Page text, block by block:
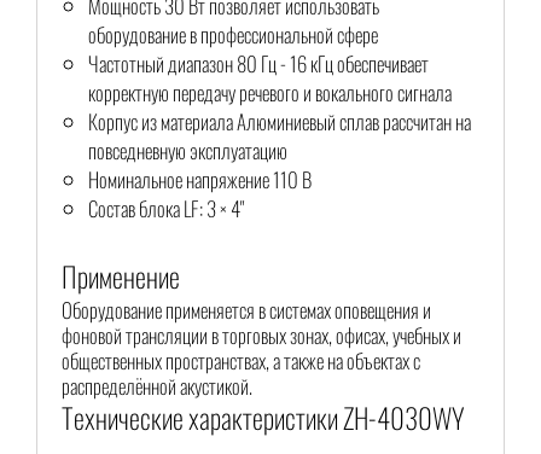
оборудование в профессиональной сфере
Частотный диапазон 80 Гц - 16 кГц обеспечивает
корректную передачу речевого и вокального сигнала
Корпус из материала Алюминиевый сплав рассчитан на
повседневную эксплуатацию
Номинальное напряжение 110 В
Состав блока LF: 3 × 4"
Применение
Оборудование применяется в системах оповещения и
фоновой трансляции в торговых зонах, офисах, учебных и
общественных пространствах, а также на объектах с
распределённой акустикой.
Технические характеристики ZH-4030WY